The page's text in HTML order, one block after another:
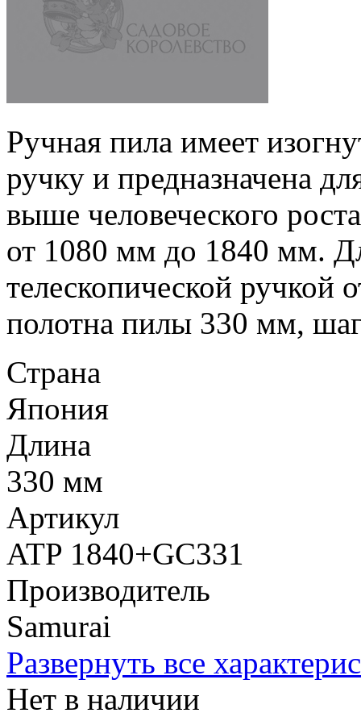
Ручная пила имеет
ручку и предназначена
выше человеческого
от 1080 мм до 1840 мм.
телескопической
полотна пилы 330 мм,
Страна
Япония
Длина
330 мм
Артикул
ATP 1840+GC331
Производитель
Samurai
Развернуть все
Нет в наличии